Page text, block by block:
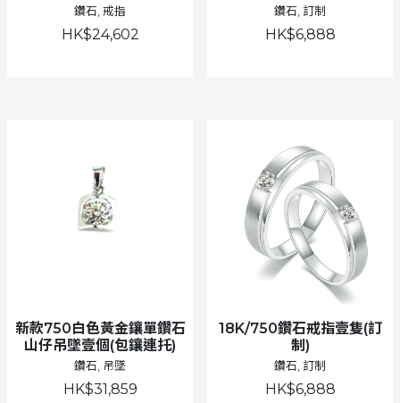
鑽石, 戒指
HK$24,602
鑽石, 訂制
HK$6,888
新款750白色黃金鑲單鑽石
山仔吊墜壹個(包鑲連托)
鑽石, 吊墜
HK$31,859
18K/750鑽石戒指壹隻(訂
制)
鑽石, 訂制
HK$6,888